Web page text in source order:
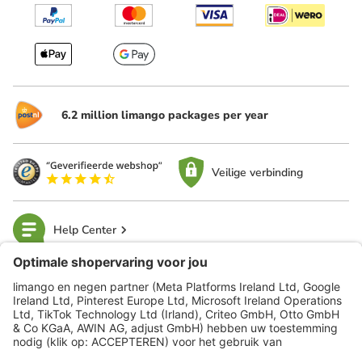
6.2 million limango packages per year
Veilige verbinding
Help Center
limango
Veilig winkelen